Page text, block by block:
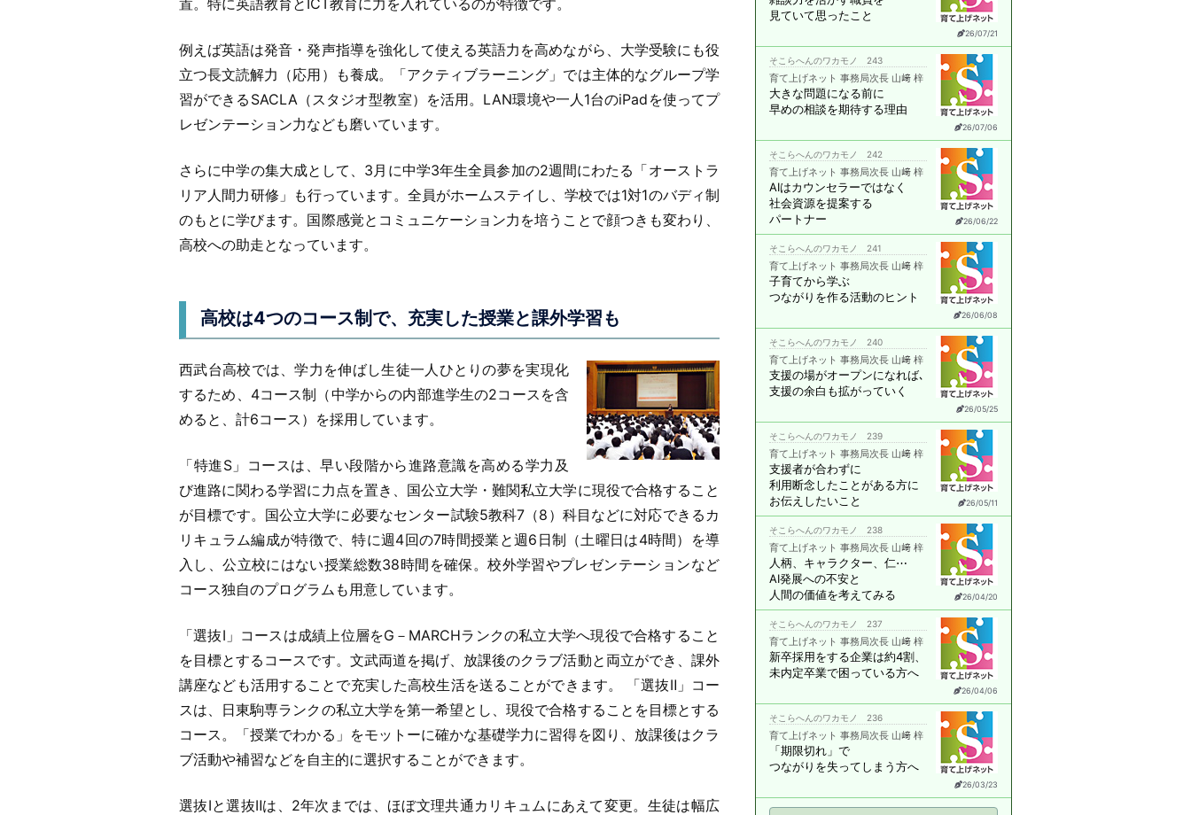
置。特に英語教育とICT教育に力を入れているのが特徴です。
例えば英語は発音・発声指導を強化して使える英語力を高めながら、大学受験にも役
立つ長文読解力（応用）も養成。「アクティブラーニング」では主体的なグループ学
習ができるSACLA（スタジオ型教室）を活用。LAN環境や一人1台のiPadを使ってプ
レゼンテーション力なども磨いています。
さらに中学の集大成として、3月に中学3年生全員参加の2週間にわたる「オーストラ
リア人間力研修」も行っています。全員がホームステイし、学校では1対1のバディ制
のもとに学びます。国際感覚とコミュニケーション力を培うことで顔つきも変わり、
高校への助走となっています。
高校は4つのコース制で、充実した授業と課外学習も
西武台高校では、学力を伸ばし生徒一人ひとりの夢を実現化
するため、4コース制（中学からの内部進学生の2コースを含
めると、計6コース）を採用しています。
「特進S」コースは、早い段階から進路意識を高める学力及
び進路に関わる学習に力点を置き、国公立大学・難関私立大学に現役で合格すること
が目標です。国公立大学に必要なセンター試験5教科7（8）科目などに対応できるカ
リキュラム編成が特徴で、特に週4回の7時間授業と週6日制（土曜日は4時間）を導
入し、公立校にはない授業総数38時間を確保。校外学習やプレゼンテーションなど
コース独自のプログラムも用意しています。
「選抜Ⅰ」コースは成績上位層をG－MARCHランクの私立大学へ現役で合格すること
を目標とするコースです。文武両道を掲げ、放課後のクラブ活動と両立ができ、課外
講座なども活用することで充実した高校生活を送ることができます。 「選抜Ⅱ」コー
スは、日東駒専ランクの私立大学を第一希望とし、現役で合格することを目標とする
コース。「授業でわかる」をモットーに確かな基礎学力に習得を図り、放課後はクラ
ブ活動や補習などを自主的に選択することができます。
選抜Ⅰと選抜Ⅱは、2年次までは、ほぼ文理共通カリキュムにあえて変更。生徒は幅広
26/07/21
見ていて思ったこと
26/07/06
そこらへんのワカモノ 243
育て上げネット 事務局次長 山﨑 梓
大きな問題になる前に
早めの相談を期待する理由
26/06/22
そこらへんのワカモノ 242
育て上げネット 事務局次長 山﨑 梓
AIはカウンセラーではなく
社会資源を提案する
パートナー
26/06/08
そこらへんのワカモノ 241
育て上げネット 事務局次長 山﨑 梓
子育てから学ぶ
つながりを作る活動のヒント
26/05/25
そこらへんのワカモノ 240
育て上げネット 事務局次長 山﨑 梓
支援の場がオープンになれば､
支援の余白も拡がっていく
26/05/11
そこらへんのワカモノ 239
育て上げネット 事務局次長 山﨑 梓
支援者が合わずに
利用断念したことがある方に
お伝えしたいこと
26/04/20
そこらへんのワカモノ 238
育て上げネット 事務局次長 山﨑 梓
人柄、キャラクター、仁⋯
AI発展への不安と
人間の価値を考えてみる
26/04/06
そこらへんのワカモノ 237
育て上げネット 事務局次長 山﨑 梓
新卒採用をする企業は約4割、
未内定卒業で困っている方へ
26/03/23
そこらへんのワカモノ 236
育て上げネット 事務局次長 山﨑 梓
「期限切れ」で
つながりを失ってしまう方へ